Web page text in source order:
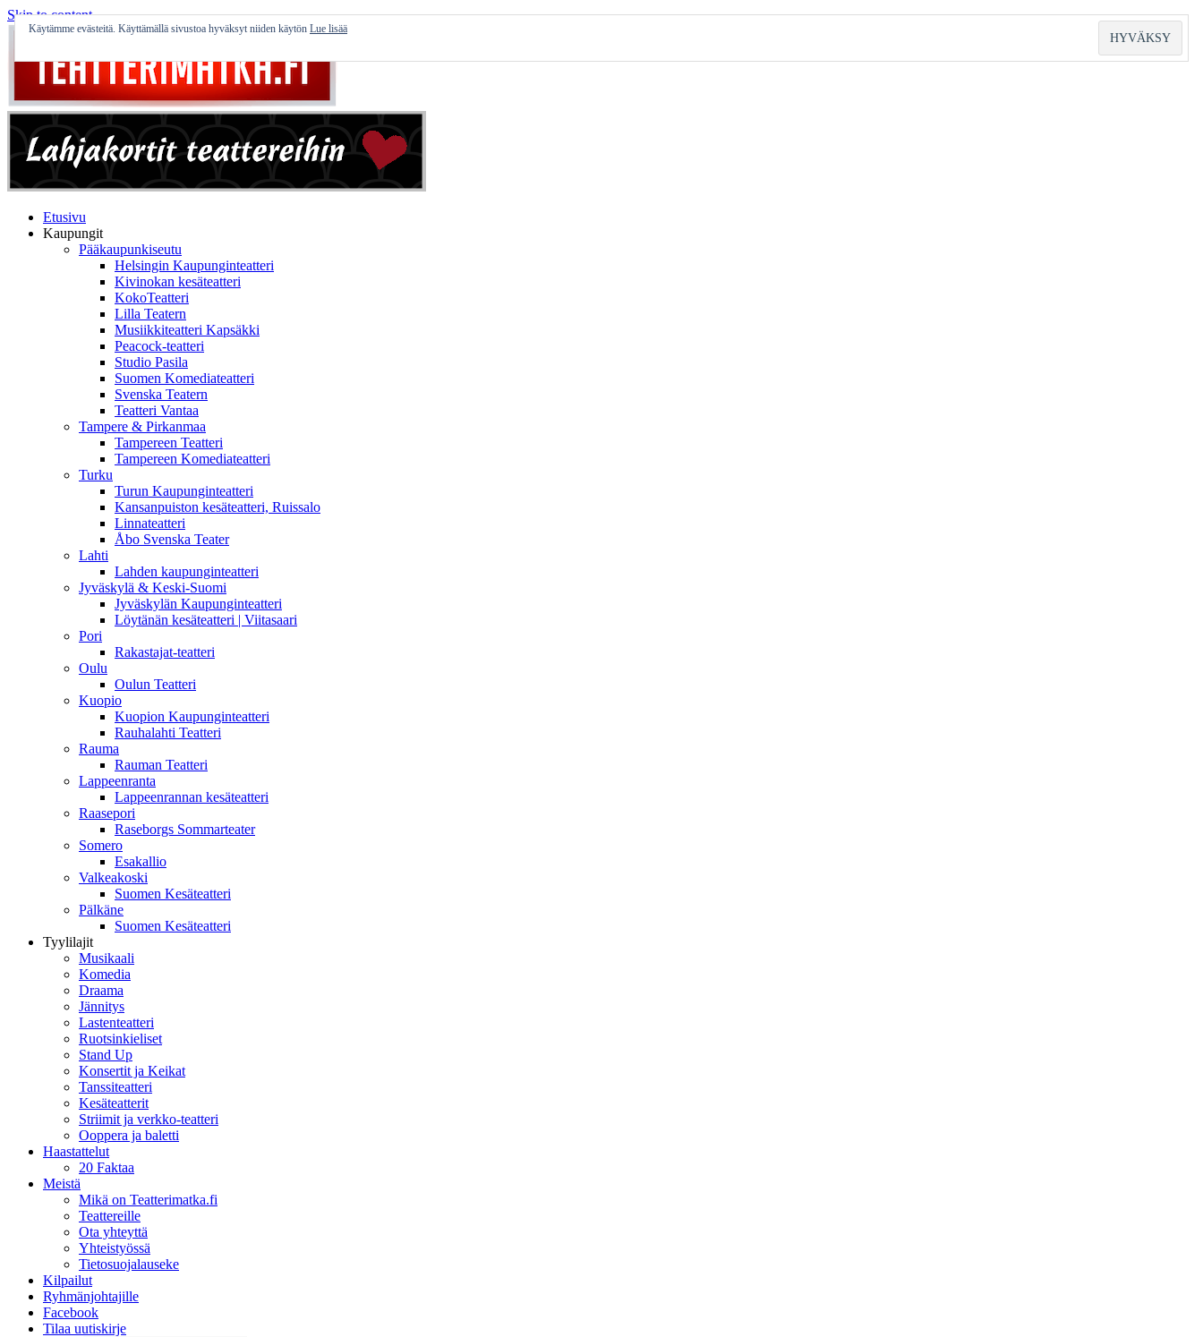
Skip to content
Etusivu
Kaupungit
Pääkaupunkiseutu
Helsingin Kaupunginteatteri
Kivinokan kesäteatteri
KokoTeatteri
Lilla Teatern
Musiikkiteatteri Kapsäkki
Peacock-teatteri
Studio Pasila
Suomen Komediateatteri
Svenska Teatern
Teatteri Vantaa
Tampere & Pirkanmaa
Tampereen Teatteri
Tampereen Komediateatteri
Turku
Turun Kaupunginteatteri
Kansanpuiston kesäteatteri, Ruissalo
Linnateatteri
Åbo Svenska Teater
Lahti
Lahden kaupunginteatteri
Jyväskylä & Keski-Suomi
Jyväskylän Kaupunginteatteri
Löytänän kesäteatteri | Viitasaari
Pori
Rakastajat-teatteri
Oulu
Oulun Teatteri
Kuopio
Kuopion Kaupunginteatteri
Rauhalahti Teatteri
Rauma
Rauman Teatteri
Lappeenranta
Lappeenrannan kesäteatteri
Raasepori
Raseborgs Sommarteater
Somero
Esakallio
Valkeakoski
Suomen Kesäteatteri
Pälkäne
Suomen Kesäteatteri
Tyylilajit
Musikaali
Komedia
Draama
Jännitys
Lastenteatteri
Ruotsinkieliset
Stand Up
Konsertit ja Keikat
Tanssiteatteri
Kesäteatterit
Striimit ja verkko-teatteri
Ooppera ja baletti
Haastattelut
20 Faktaa
Meistä
Mikä on Teatterimatka.fi
Teattereille
Ota yhteyttä
Yhteistyössä
Tietosuojalauseke
Kilpailut
Ryhmänjohtajille
Facebook
Tilaa uutiskirje
Käytämme evästeitä. Käyttämällä sivustoa hyväksyt niiden käytön Lue lisää